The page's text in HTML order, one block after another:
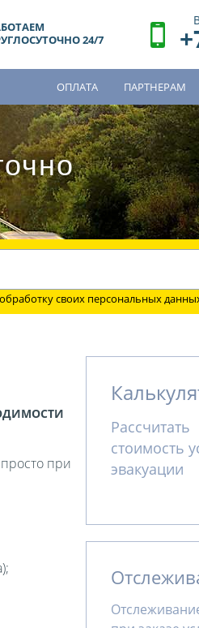
24/7
ОПЛАТА ПАРТНЕРАМ
своих персональных
при
Рассчитать
стоимость
эвакуации